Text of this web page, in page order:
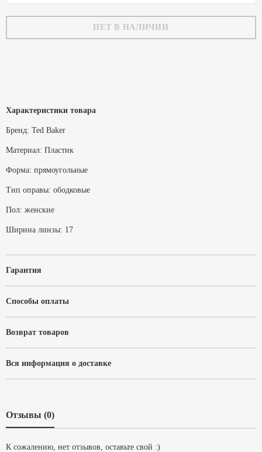
НЕТ В НАЛИЧИИ
Характеристики товара
Бренд: Ted Baker
Материал: Пластик
Форма: прямоугольные
Тип оправы: ободковые
Пол: женские
Ширина линзы: 17
Гарантия
Способы оплаты
Возврат товаров
Вся информация о доставке
Отзывы (0)
К сожалению, нет отзывов, оставьте свой :)